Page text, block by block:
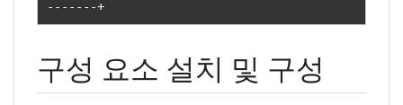
-------+
구성 요소 설치 및 구성